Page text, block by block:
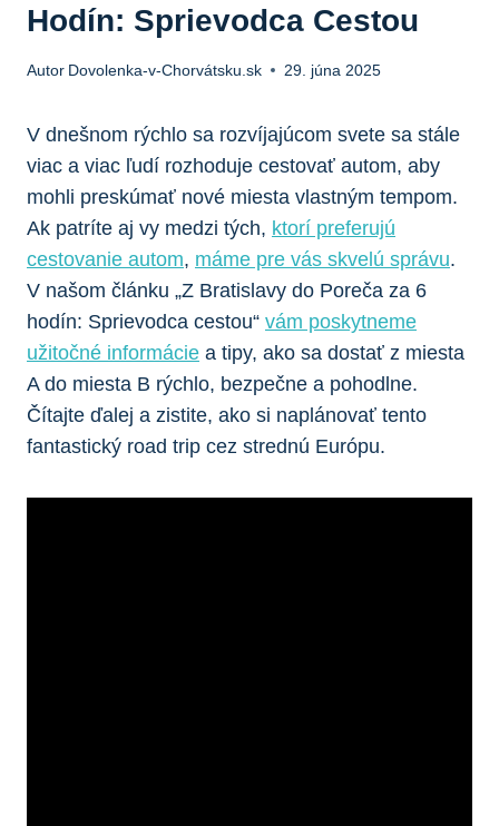
Hodín: Sprievodca Cestou
Autor Dovolenka-v-Chorvátsku.sk 29. júna 2025
V dnešnom rýchlo sa rozvíjajúcom svete sa stále
viac a viac ľudí rozhoduje cestovať autom, aby
mohli preskúmať nové miesta vlastným tempom.
Ak patríte aj vy medzi tých, ktorí preferujú
cestovanie autom, máme pre vás skvelú správu.
V našom článku „Z Bratislavy do Poreča za 6
hodín: Sprievodca cestou“ vám poskytneme
užitočné informácie a tipy, ako sa dostať z miesta
A do miesta B rýchlo, bezpečne a pohodlne.
Čítajte ďalej a zistite, ako si naplánovať tento
fantastický road trip cez strednú Európu.